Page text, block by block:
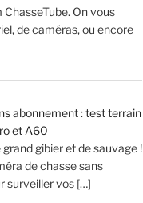
On vous
de caméras, ou encore
abonnement : test terrain
et A60
gibier et de sauvage !
de chasse sans
surveiller vos […]